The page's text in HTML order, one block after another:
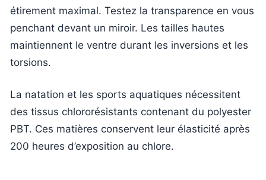
étirement maximal. Testez la transparence en vous
penchant devant un miroir. Les tailles hautes
maintiennent le ventre durant les inversions et les
torsions.
La natation et les sports aquatiques nécessitent
des tissus chlororésistants contenant du polyester
PBT. Ces matières conservent leur élasticité après
200 heures d’exposition au chlore.